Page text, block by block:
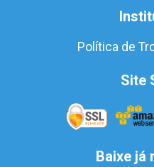
Política de
Site
Baixe já